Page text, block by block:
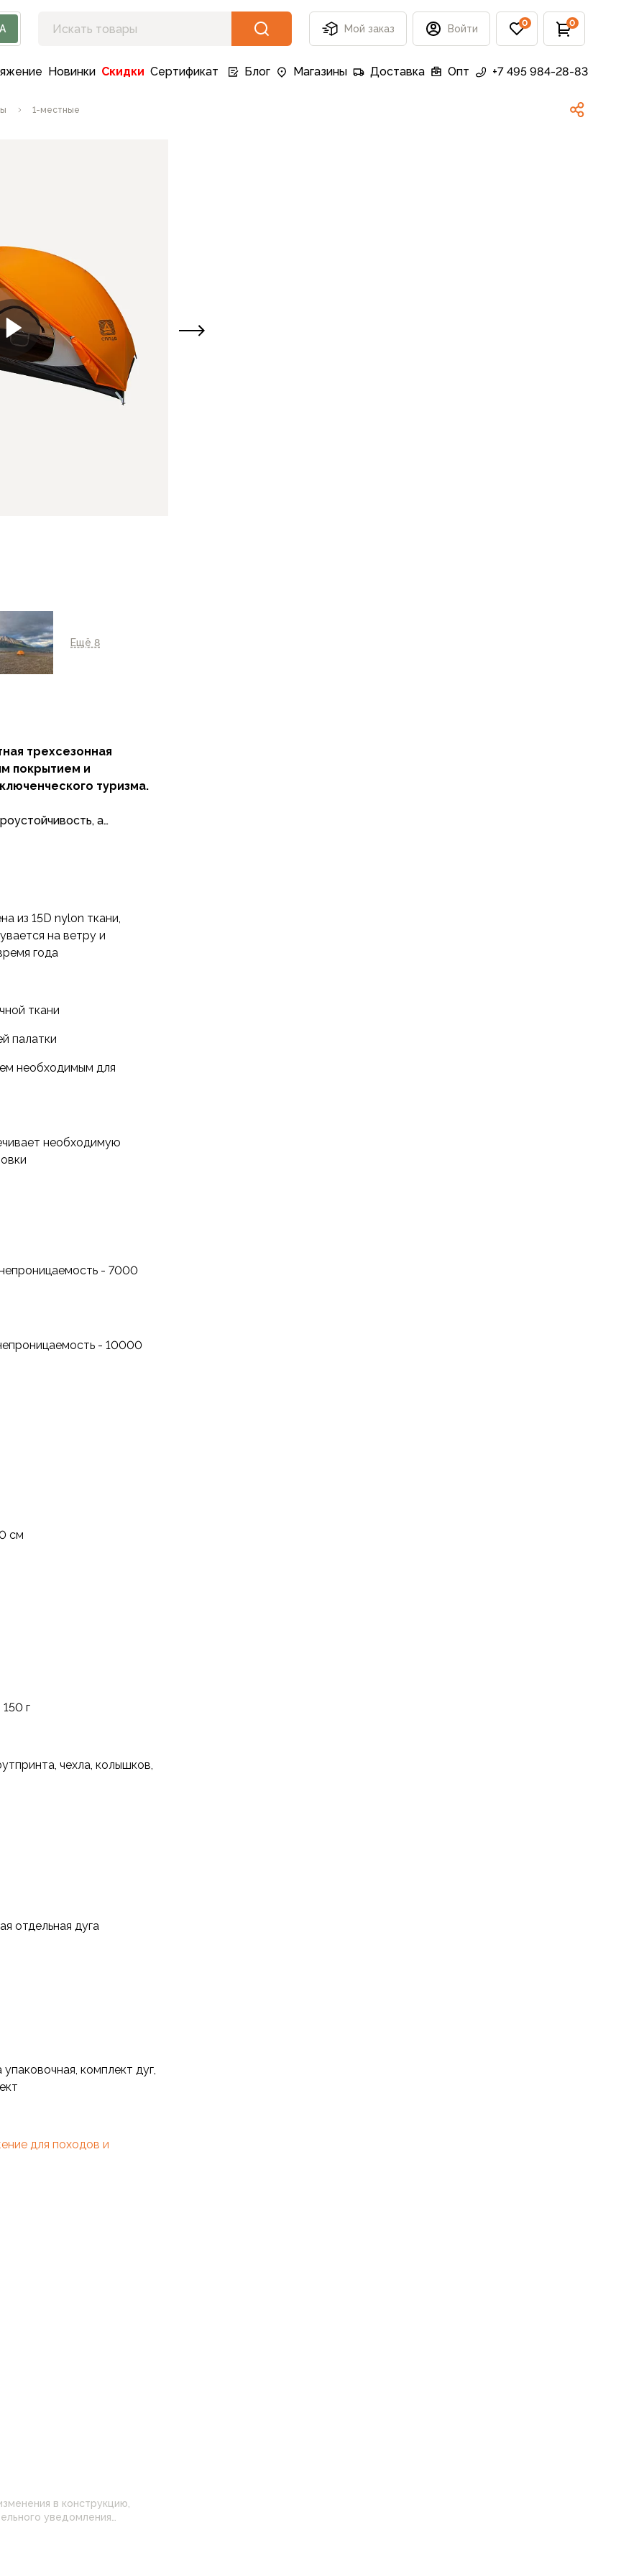
Мой заказ Войти 0 0
Новинки Скидки Сертификат Блог Магазины Доставка Опт +7 495 984-28-83
1-местные
Ещё 8
трехсезонная
покрытием и
туризма.
а
палатки
из 15D nylon ткани,
на ветру и
года
ткани
палатки
необходимым для
необходимую
- 7000
- 10000
см
г
чехла, колышков,
отдельная дуга
комплект дуг,
для походов и
в конструкцию,